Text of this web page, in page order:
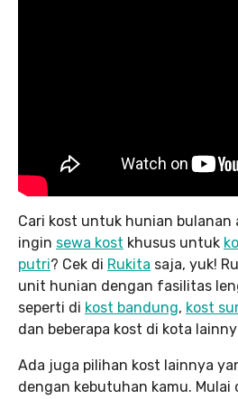
Cari kost untuk hunian
ingin sewa kost khusus untuk
putri? Cek di Rukita saja, yuk!
unit hunian dengan fasilitas
seperti di kost bandung, kost
dan beberapa kost di kota
Ada juga pilihan kost lainnya
dengan kebutuhan kamu. Mulai